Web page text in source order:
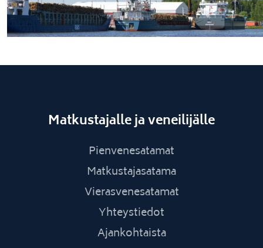
Matkustajalle ja veneilijälle
Pienvenesatamat
Matkustajasatama
Vierasvenesatamat
Yhteystiedot
Ajankohtaista